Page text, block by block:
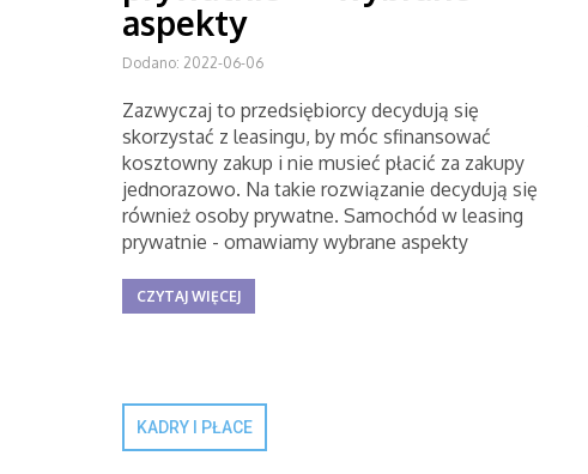
aspekty
Dodano: 2022-06-06
Zazwyczaj to przedsiębiorcy decydują się
skorzystać z leasingu, by móc sfinansować
kosztowny zakup i nie musieć płacić za zakupy
jednorazowo. Na takie rozwiązanie decydują się
również osoby prywatne. Samochód w leasing
prywatnie - omawiamy wybrane aspekty
CZYTAJ WIĘCEJ
KADRY I PŁACE